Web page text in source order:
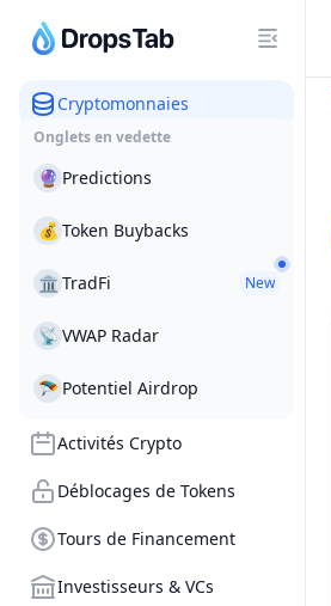
Cryptomonnaies
Onglets en vedette
🔮 Predictions
💰 Token Buybacks
🏛 TradFi New
📡 VWAP Radar
🪂 Potentiel Airdrop
Activités Crypto
Déblocages de Tokens
Tours de Financement
Investisseurs & VCs
:$64,511.99